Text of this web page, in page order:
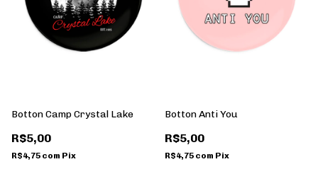
Botton Camp Crystal Lake
R$5,00
R$4,75 com Pix
Botton Anti You
R$5,00
R$4,75 com Pix